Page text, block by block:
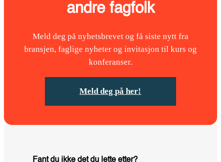
andre fagfolk
Meld deg på nyhetsbrevet og få siste nytt fra
bransjen, faglige nyheter og invitasjon til kurs og
konferanser.
Meld deg på her!
Fant du ikke det du lette etter?